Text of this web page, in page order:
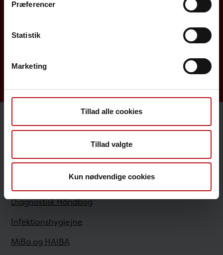
Præferencer
Statistik
Marketing
Tillad alle cookies
Tillad valgte
Kun nødvendige cookies
Rejsevaccination
MiBa, HAIBA og det digitale infektionsberedskab
Sundhedsfaglige
Antibiotikaresistens
Diagnostisk Håndbog
Infektionshygiejne
MiBa og HAIBA